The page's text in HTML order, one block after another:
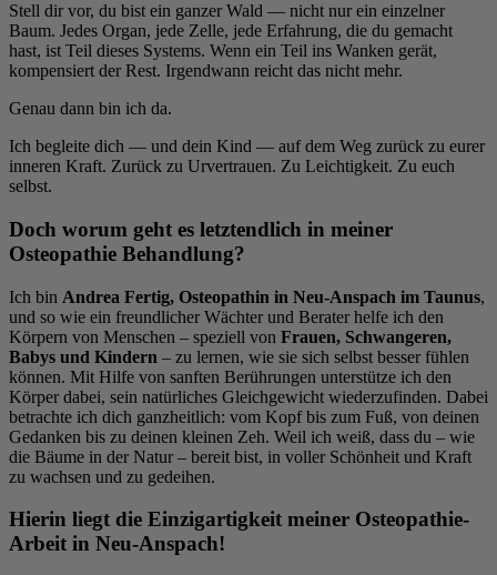
Stell dir vor, du bist ein ganzer Wald — nicht nur ein einzelner
Baum. Jedes Organ, jede Zelle, jede Erfahrung, die du gemacht
hast, ist Teil dieses Systems. Wenn ein Teil ins Wanken gerät,
kompensiert der Rest. Irgendwann reicht das nicht mehr.
Genau dann bin ich da.
Ich begleite dich — und dein Kind — auf dem Weg zurück zu eurer
inneren Kraft. Zurück zu Urvertrauen. Zu Leichtigkeit. Zu euch
selbst.
Doch worum geht es letztendlich in meiner
Osteopathie Behandlung?
Ich bin Andrea Fertig, Osteopathin in Neu-Anspach im Taunus,
und so wie ein freundlicher Wächter und Berater helfe ich den
Körpern von Menschen – speziell von Frauen, Schwangeren,
Babys und Kindern – zu lernen, wie sie sich selbst besser fühlen
können. Mit Hilfe von sanften Berührungen unterstütze ich den
Körper dabei, sein natürliches Gleichgewicht wiederzufinden. Dabei
betrachte ich dich ganzheitlich: vom Kopf bis zum Fuß, von deinen
Gedanken bis zu deinen kleinen Zeh. Weil ich weiß, dass du – wie
die Bäume in der Natur – bereit bist, in voller Schönheit und Kraft
zu wachsen und zu gedeihen.
Hierin liegt die Einzigartigkeit meiner Osteopathie-
Arbeit in Neu-Anspach!